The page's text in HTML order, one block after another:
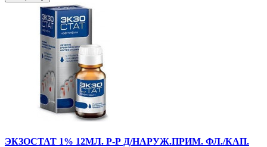
ЭКЗОСТАТ 1% 12МЛ. Р-Р Д/НАРУЖ.ПРИМ. ФЛ./КАП.